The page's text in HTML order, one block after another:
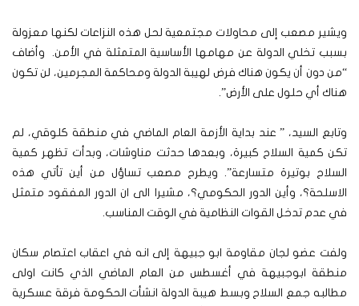
ويشير مصعب إلى محاولات مجتمعية لحل هذه النزاعات لكنها معزولة
بسبب تخلي الدولة عن مهامها الأساسية المتمثلة في الأمن. وأضاف
“من دون أن يكون هناك فرض لهيبة الدولة ومحاكمة المجرمين، لن تكون
هناك أي حلول على الأرض”.
وتابع السيد، ” عند بداية الأزمة العام الماضي في منطقة كلوقي، لم
تكن كمية السلاح كبيرة، وبعدها حدثت مناوشات، وبدأت تظهر كمية
السلاح بوتيرة متسارعة”. ويطرح مصعب تساؤل من أين تأتي هذه
الاسلحة؟، وأين الدور الحكومي؟، مشيرا الى ان الدور المفقود متمثل
في عدم تدخل القوات النظامية في الوقت المناسب.
ولفت عضو لجان مقاومة ابو جبيهة إلى انه في اعقاب اعتصام سكان
منطقة ابوجبيهة في أغسطس من العام الماضي الذي كانت اولى
مطالبه جمع السلاح وبسط هيبة الدولة انشأت الحكومة فرقة عسكرية